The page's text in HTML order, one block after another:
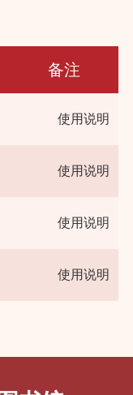
备注
使用说明
使用说明
使用说明
使用说明